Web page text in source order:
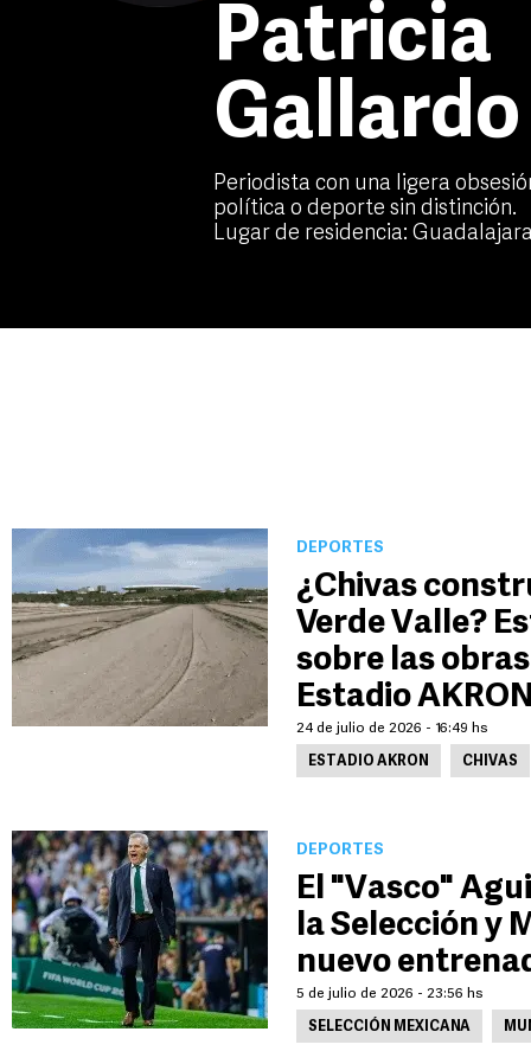
Patricia
Periodista con una ligera
política o deporte sin distinción.
Lugar de residencia:
DEPORTES
¿Chivas
Verde Valle?
sobre las
Estadio
24 de julio de 2026 - 16:49 hs
ESTADIO AKRON CHIVAS
DEPORTES
El "Vasco"
la Selección y
nuevo
5 de julio de 2026 - 23:56 hs
SELECCIÓN MEXICANA